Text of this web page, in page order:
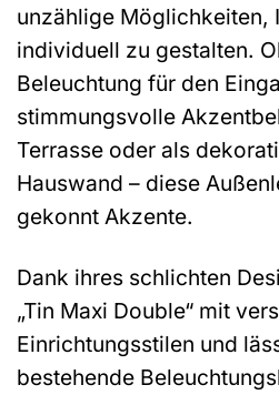
unzählige Möglichkeiten,
individuell zu gestalten.
Beleuchtung für den
stimmungsvolle
Terrasse oder als
Hauswand – diese
gekonnt Akzente.
Dank ihres schlichten
„Tin Maxi Double“ mit
Einrichtungsstilen und
bestehende